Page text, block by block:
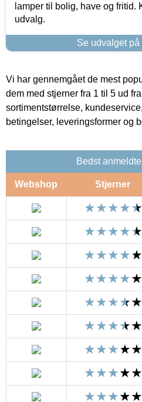
lamper til bolig, have og fritid.
udvalg.
Se udvalget
Vi har gennemgået de mest
dem med stjerner fra 1 til 5 ud
sortimentstørrelse,
betingelser, leveringsformer og
Bedst
Webshop Stjerner